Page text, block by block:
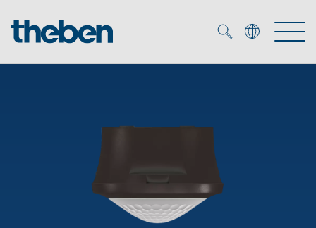
Smart Home
OEM ratkaisuja